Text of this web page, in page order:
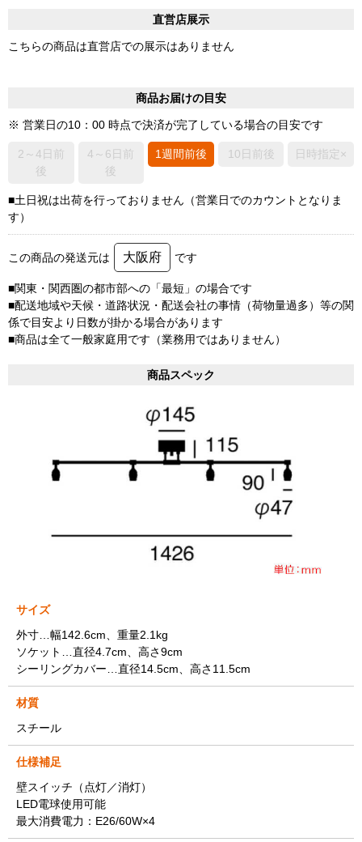
直営店展示
こちらの商品は直営店での展示はありません
商品お届けの目安
※ 営業日の10：00 時点で決済が完了している場合の目安です
2～4日前
後
4～6日前
後
1週間前後 10日前後 日時指定×
■土日祝は出荷を行っておりません（営業日でのカウントとなりま
す）
この商品の発送元は 大阪府 です
■関東・関西圏の都市部への「最短」の場合です
■配送地域や天候・道路状況・配送会社の事情（荷物量過多）等の関
係で目安より日数が掛かる場合があります
■商品は全て一般家庭用です（業務用ではありません）
商品スペック
サイズ
外寸…幅142.6cm、重量2.1kg
ソケット…直径4.7cm、高さ9cm
シーリングカバー…直径14.5cm、高さ11.5cm
材質
スチール
仕様補足
壁スイッチ（点灯／消灯）
LED電球使用可能
最大消費電力：E26/60W×4